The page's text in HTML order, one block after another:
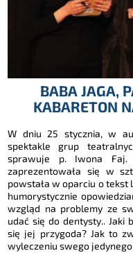
BABA JAGA,
KABARETON
W dniu 25 stycznia, w
spektakle grup
sprawuje p. Iwona Faj.
zaprezentowała się w
powstała w oparciu o tekst
humorystycznie
wzgląd na problemy ze
udać się do dentysty.. Jaki
się jej przygoda? Jak to
wyleczeniu swego jedynego